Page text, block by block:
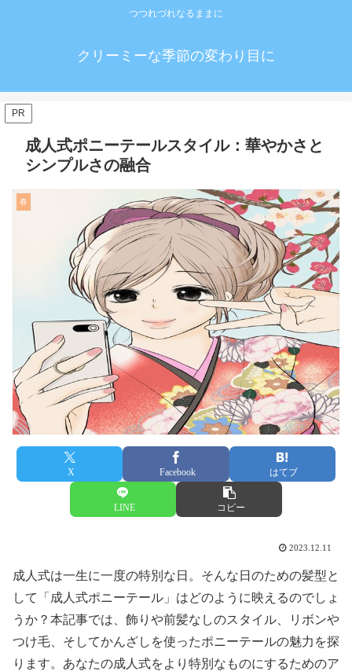
つつれづれなるままに
クリーミーな季節の変わり目に
PR
成人式ポニーテールスタイル：華やかさと
シンプルさの融合
春
X Facebook はてブ
LINE コピー
2023.12.11
成人式は一生に一度の特別な日。そんな日のための髪型と
して「成人式ポニーテール」はどのように映えるのでしょ
うか？本記事では、飾りや前髪なしのスタイル、リボンや
つけ毛、そしてかんざしを使ったポニーテールの魅力を探
ります。あなたの成人式をより特別なものにするためのア